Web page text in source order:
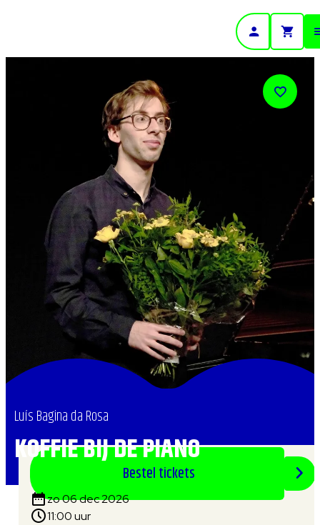
KOFFIE BIJ DE PIANO
Luís Bagina da Rosa
Bestel tickets
zo 06 dec 2026
11:00 uur